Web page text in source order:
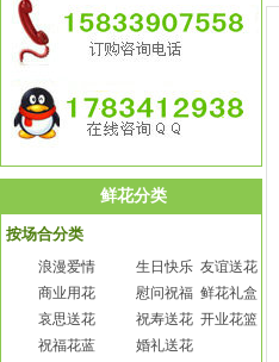
鲜花分类
按场合分类
浪漫爱情 生日快乐 友谊送花
商业用花
慰问祝福 鲜花礼盒
哀思送花
祝寿送花 开业花篮
祝福花蓝
婚礼送花